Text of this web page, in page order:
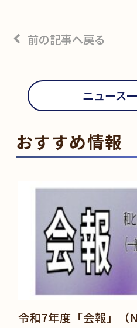
前の記事へ戻る
ニュース
おすすめ情報
令和7年度「会報」（